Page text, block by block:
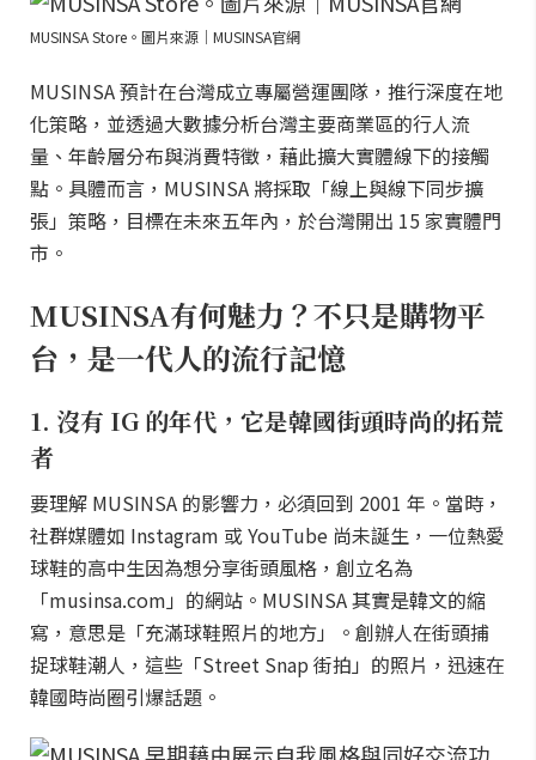
MUSINSA Store。圖片來源｜MUSINSA官網
MUSINSA 預計在台灣成立專屬營運團隊，推行深度在地
化策略，並透過大數據分析台灣主要商業區的行人流
量、年齡層分布與消費特徵，藉此擴大實體線下的接觸
點。具體而言，MUSINSA 將採取「線上與線下同步擴
張」策略，目標在未來五年內，於台灣開出 15 家實體門
市。
MUSINSA有何魅力？不只是購物平
台，是一代人的流行記憶
1. 沒有 IG 的年代，它是韓國街頭時尚的拓荒
者
要理解 MUSINSA 的影響力，必須回到 2001 年。當時，
社群媒體如 Instagram 或 YouTube 尚未誕生，一位熱愛
球鞋的高中生因為想分享街頭風格，創立名為
「musinsa.com」的網站。MUSINSA 其實是韓文的縮
寫，意思是「充滿球鞋照片的地方」。創辦人在街頭捕
捉球鞋潮人，這些「Street Snap 街拍」的照片，迅速在
韓國時尚圈引爆話題。